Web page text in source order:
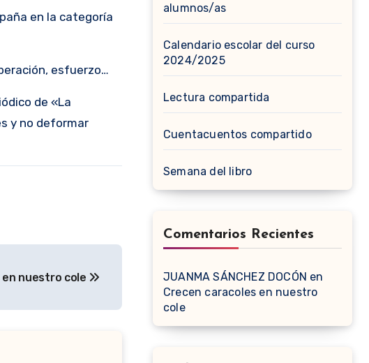
esfuerzo…
de «La
y no deformar
nuestro cole
alumnos/as
Calendario escolar del curso
2024/2025
Lectura compartida
Cuentacuentos compartido
Semana del libro
Comentarios Recientes
JUANMA SÁNCHEZ DOCÓN en
Crecen caracoles en nuestro
cole